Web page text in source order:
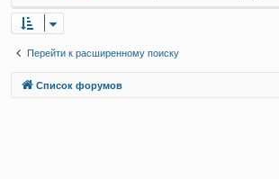
Перейти к расширенному поиску
Список форумов
Связаться с